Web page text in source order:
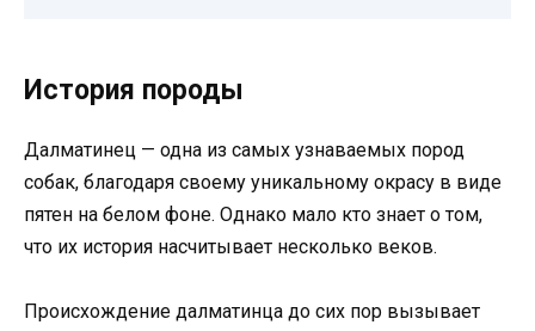
История породы
Далматинец — одна из самых узнаваемых пород
собак, благодаря своему уникальному окрасу в виде
пятен на белом фоне. Однако мало кто знает о том,
что их история насчитывает несколько веков.
Происхождение далматинца до сих пор вызывает